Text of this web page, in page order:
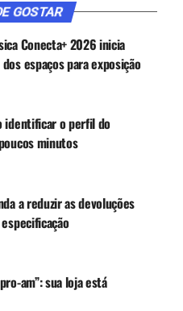
meses diz respeito
de ampliar a
Em outras
relacionada aos
produtos ou serviços
pontos de venda.
Música & Mercado no
GOSTAR
Conecta+ 2026 inicia
espaços para exposição
identificar o perfil do
minutos
a reduzir as devoluções
am”: sua loja está